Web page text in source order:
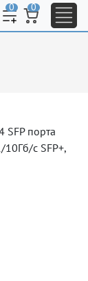
0 0
SFP порта
с SFP+,